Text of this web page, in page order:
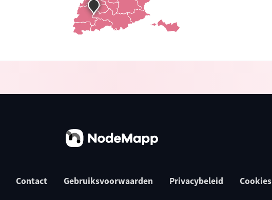
Contact Gebruiksvoorwaarden Privacybeleid Cookies